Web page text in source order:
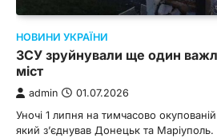
НОВИНИ УКРАЇНИ
ЗСУ зруйнували ще один
міст
admin 01.07.2026
Уночі 1 липня на тимчасово
який з’єднував Донецьк та